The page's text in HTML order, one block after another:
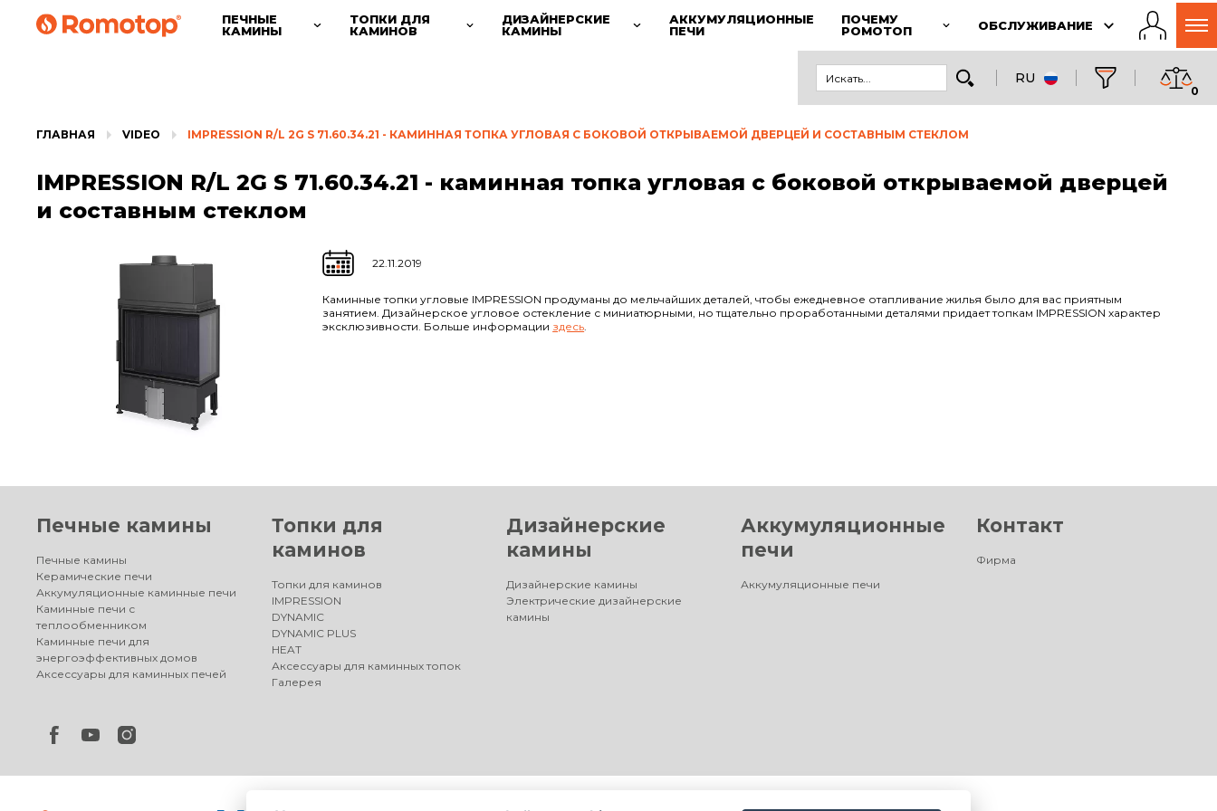
ПЕЧНЫЕ
КАМИНЫ
ТОПКИ ДЛЯ
КАМИНОВ
ДИЗАЙНЕРСКИЕ
КАМИНЫ
АККУМУЛЯЦИОННЫЕ
ПЕЧИ
ПОЧЕМУ
РОМОТОП
ОБСЛУЖИВАНИЕ
RU
0
ГЛАВНАЯ VIDEO IMPRESSION R/L 2G S 71.60.34.21 - КАМИННАЯ ТОПКА УГЛОВАЯ С БОКОВОЙ ОТКРЫВАЕМОЙ ДВЕРЦЕЙ И СОСТАВНЫМ СТЕКЛОМ
IMPRESSION R/L 2G S 71.60.34.21 - каминная топка угловая с боковой открываемой дверцей
и составным стеклом
22.11.2019
Каминные топки угловые IMPRESSION продуманы до мельчайших деталей, чтобы ежедневное отапливание жилья было для вас приятным
занятием. Дизайнерское угловое остекление с миниатюрными, но тщательно проработанными деталями придает топкам IMPRESSION характер
эксклюзивности. Больше информации здесь.
Печные камины
Печные камины
Керамические печи
Аккумуляционные каминные печи
Каминные печи с
теплообменником
Каминные печи для
энергоэффективных домов
Аксессуары для каминных печей
Топки для
каминов
Топки для каминов
IMPRESSION
DYNAMIC
DYNAMIC PLUS
HEAT
Аксессуары для каминных топок
Галерея
Дизайнерские
камины
Дизайнерские камины
Электрические дизайнерские
камины
Аккумуляционные
печи
Аккумуляционные печи
Контакт
Фирма